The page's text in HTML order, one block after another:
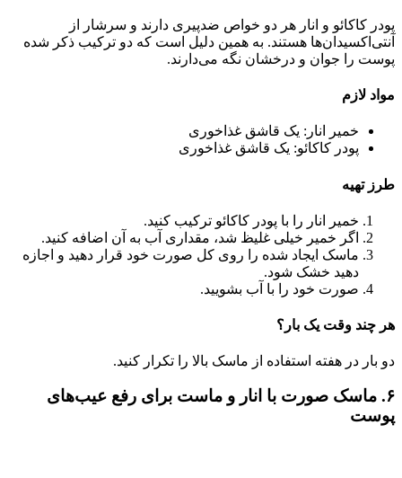
پودر کاکائو و انار هر دو خواص ضدپیری دارند و سرشار از
آنتی‌اکسیدان‌ها هستند. به همین دلیل است که دو ترکیب ذکر شده
پوست را جوان و درخشان نگه می‌دارند.
مواد لازم
خمیر انار: یک قاشق غذاخوری
پودر کاکائو: یک قاشق غذاخوری
طرز تهیه
خمیر انار را با پودر کاکائو ترکیب کنید.
اگر خمیر خیلی غلیظ شد، مقداری آب به آن اضافه کنید.
ماسک ایجاد شده را روی کل صورت خود قرار دهید و اجازه
دهید خشک شود.
صورت خود را با آب بشویید.
هر چند وقت یک بار؟
دو بار در هفته استفاده از ماسک بالا را تکرار کنید.
۶. ماسک صورت با انار و ماست برای رفع عیب‌های
پوست